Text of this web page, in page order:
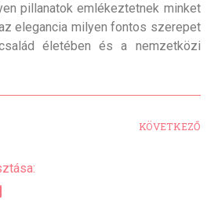
pillanatok emlékeztetnek minket
elegancia milyen fontos szerepet
életében és a nemzetközi
KÖVETKEZŐ